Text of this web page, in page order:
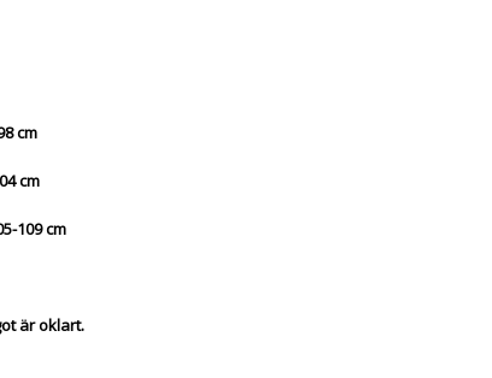
cm
cm
109 cm
är oklart.